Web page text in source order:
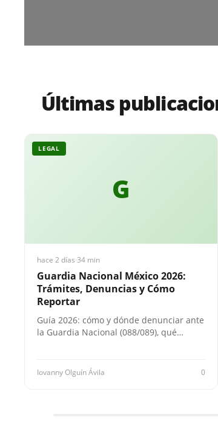
Últimas
G
LEGAL
hace 2 días·34 min
Guardia Nacional México 2026:
Trámites, Denuncias y Cómo
Reportar
Guía 2026: cómo y dónde denunciar ante
la Guardia Nacional (088/089), qué…
Iovanny Olguín Ávila 0